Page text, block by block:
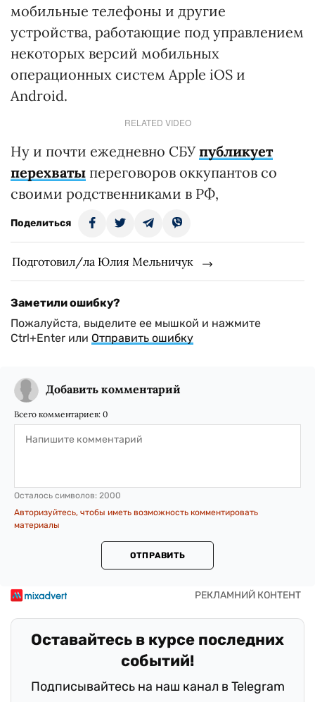
мобильные телефоны и другие
устройства, работающие под управлением
некоторых версий мобильных
операционных систем Apple iOS и
Android.
RELATED VIDEO
Ну и почти ежедневно СБУпубликует
перехваты переговоров оккупантов со
своими родственниками в РФ,
Поделиться
Подготовил/ла Юлия Мельничук
Заметили ошибку?
Пожалуйста, выделите ее мышкой и нажмите
Ctrl+Enter или Отправить ошибку
Добавить комментарий
Всего комментариев: 0
Осталось символов: 2000
Авторизуйтесь, чтобы иметь возможность комментировать
материалы
ОТПРАВИТЬ
Оставайтесь в курсе последних
событий!
Подписывайтесь на наш канал в Telegram